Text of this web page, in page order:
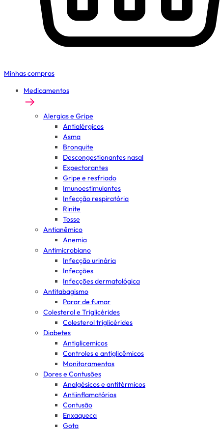
Minhas compras
Medicamentos
Alergias e Gripe
Antialérgicos
Asma
Bronquite
Descongestionantes nasal
Expectorantes
Gripe e resfriado
Imunoestimulantes
Infecção respiratória
Rinite
Tosse
Antianêmico
Anemia
Antimicrobiano
Infecção urinária
Infecções
Infecções dermatológica
Antitabagismo
Parar de fumar
Colesterol e Triglicérides
Colesterol triglicérides
Diabetes
Antiglicemicos
Controles e antiglicêmicos
Monitoramentos
Dores e Contusões
Analgésicos e antitérmicos
Antiinflamatórios
Contusão
Enxaqueca
Gota